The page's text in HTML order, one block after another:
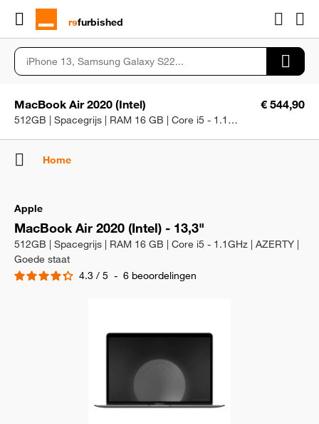
rɘfurbished
MacBook Air 2020 (Intel)
512GB | Spacegrijs | RAM 16 GB | Core i5 - 1.1GHz | AZERTY | Goede staat
€ 544,90
Home
Apple
MacBook Air 2020 (Intel) - 13,3"
512GB | Spacegrijs | RAM 16 GB | Core i5 - 1.1GHz | AZERTY |
Goede staat
4.3 / 5 - 6 beoordelingen